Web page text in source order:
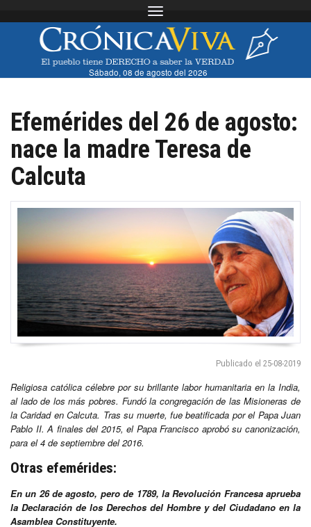
Toggle navigation
Sábado, 08 de agosto del 2026
Efemérides del 26 de agosto:
nace la madre Teresa de
Calcuta
Publicado el 25-08-2019
Religiosa católica célebre por su brillante labor humanitaria en la India,
al lado de los más pobres. Fundó la congregación de las Misioneras de
la Caridad en Calcuta. Tras su muerte, fue beatificada por el Papa Juan
Pablo II. A finales del 2015, el Papa Francisco aprobó su canonización,
para el 4 de septiembre del 2016.
Otras efemérides:
En un 26 de agosto, pero de 1789, la Revolución Francesa aprueba
la Declaración de los Derechos del Hombre y del Ciudadano en la
Asamblea Constituyente.